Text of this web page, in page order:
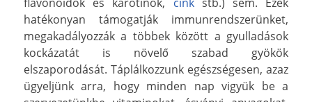
flavonoidok és karotinok, cinkstb.) sem. Ezek
hatékonyan támogatják immunrendszerünket,
megakadályozzák a többek között a gyulladások
kockázatát is növelő szabad gyökök
elszaporodását. Táplálkozzunk egészségesen, azaz
ügyeljünk arra, hogy minden nap vigyük be a